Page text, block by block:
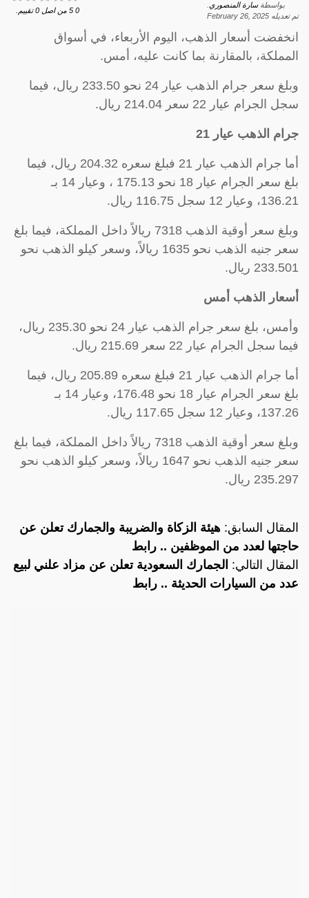
بواسطةسارة المنصوري
تم تعديله February 26, 2025
0
5 من اصل 0 تقييم.
انخفضت أسعار الذهب، اليوم الأربعاء، في أسواق
المملكة، بالمقارنة بما كانت عليه، أمس.
وبلغ سعر جرام الذهب عيار 24 نحو 233.50 ريال، فيما
سجل الجرام عيار 22 سعر 214.04 ريال.
جرام الذهب عيار 21
أما جرام الذهب عيار 21 فبلغ سعره 204.32 ريال، فيما
بلغ سعر الجرام عيار 18 نحو 175.13 ، وعيار 14 بـ
136.21، وعيار 12 سجل 116.75 ريال.
وبلغ سعر أوقية الذهب 7318 ريالاً داخل المملكة، فيما بلغ
سعر جنيه الذهب نحو 1635 ريالاً، وسعر كيلو الذهب نحو
233.501 ريال.
أسعار الذهب أمس
وأمس، بلغ سعر جرام الذهب عيار 24 نحو 235.30 ريال،
فيما سجل الجرام عيار 22 سعر 215.69 ريال.
أما جرام الذهب عيار 21 فبلغ سعره 205.89 ريال، فيما
بلغ سعر الجرام عيار 18 نحو 176.48، وعيار 14 بـ
137.26، وعيار 12 سجل 117.65 ريال.
وبلغ سعر أوقية الذهب 7318 ريالاً داخل المملكة، فيما بلغ
سعر جنيه الذهب نحو 1647 ريالاً، وسعر كيلو الذهب نحو
235.297 ريال.
المقال السابق: هيئة الزكاة والضريبة والجمارك تعلن عن
حاجتها لعدد من الموظفين .. رابط
المقال التالي: الجمارك السعودية تعلن عن مزاد علني لبيع
عدد من السيارات الحديثة .. رابط